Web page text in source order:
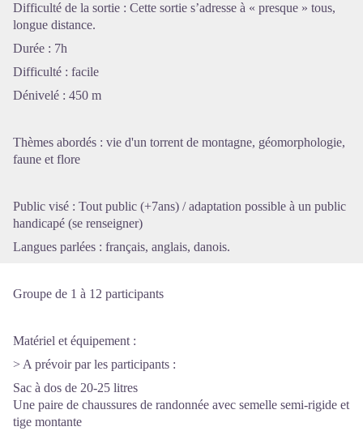
Difficulté de la sortie : Cette sortie s’adresse à « presque » tous,
longue distance.
Durée : 7h
Difficulté : facile
Dénivelé : 450 m
Thèmes abordés : vie d'un torrent de montagne, géomorphologie,
faune et flore
Public visé : Tout public (+7ans) / adaptation possible à un public
handicapé (se renseigner)
Langues parlées : français, anglais, danois.
Groupe de 1 à 12 participants
Matériel et équipement :
> A prévoir par les participants :
Sac à dos de 20-25 litres
Une paire de chaussures de randonnée avec semelle semi-rigide et
tige montante